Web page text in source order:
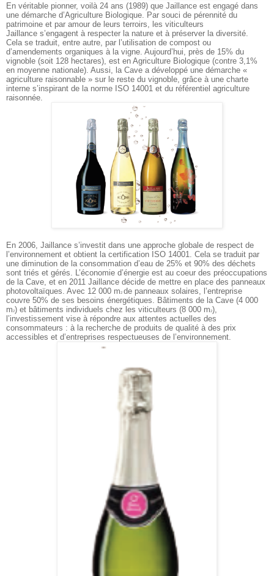
En véritable pionner, voilà 24 ans (1989) que Jaillance est engagé dans
une démarche d’Agriculture Biologique. Par souci de pérennité du
patrimoine et par amour de leurs terroirs, les viticulteurs
Jaillance s’engagent à respecter la nature et à préserver la diversité.
Cela se traduit, entre autre, par l’utilisation de compost ou
d’amendements organiques à la vigne. Aujourd’hui, près de 15% du
vignoble (soit 128 hectares), est en Agriculture Biologique (contre 3,1%
en moyenne nationale). Aussi, la Cave a développé une démarche «
agriculture raisonnable » sur le reste du vignoble, grâce à une charte
interne s’inspirant de la norme ISO 14001 et du référentiel agriculture
raisonnée.
En 2006, Jaillance s’investit dans une approche globale de respect de
l’environnement et obtient la certification ISO 14001. Cela se traduit par
une diminution de la consommation d’eau de 25% et 90% des déchets
sont triés et gérés. L’économie d’énergie est au coeur des préoccupations
de la Cave, et en 2011 Jaillance décide de mettre en place des panneaux
photovoltaïques. Avec 12 000 m2 de panneaux solaires, l’entreprise
couvre 50% de ses besoins énergétiques. Bâtiments de la Cave (4 000
m2) et bâtiments individuels chez les viticulteurs (8 000 m2),
l’investissement vise à répondre aux attentes actuelles des
consommateurs : à la recherche de produits de qualité à des prix
accessibles et d’entreprises respectueuses de l’environnement.